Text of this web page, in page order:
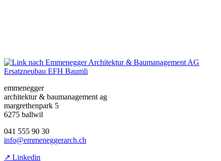
Ersatzneubau EFH Baumli
emmenegger
architektur & baumanagement ag
margrethenpark 5
6275 ballwil
041 555 90 30
info@emmeneggerarch.ch
↗ Linkedin